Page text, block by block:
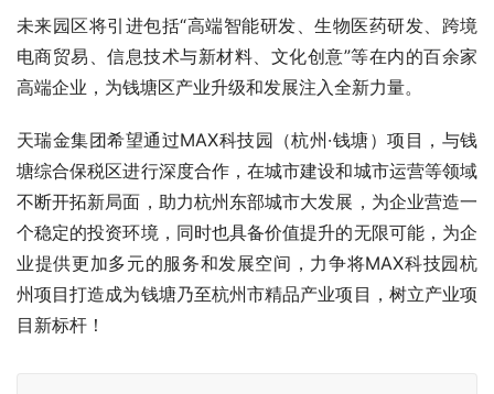
未来园区将引进包括“高端智能研发、生物医药研发、跨境
电商贸易、信息技术与新材料、文化创意”等在内的百余家
高端企业，为钱塘区产业升级和发展注入全新力量。
天瑞金集团希望通过MAX科技园（杭州·钱塘）项目，与钱
塘综合保税区进行深度合作，在城市建设和城市运营等领域
不断开拓新局面，助力杭州东部城市大发展，为企业营造一
个稳定的投资环境，同时也具备价值提升的无限可能，为企
业提供更加多元的服务和发展空间，力争将MAX科技园杭
州项目打造成为钱塘乃至杭州市精品产业项目，树立产业项
目新标杆！